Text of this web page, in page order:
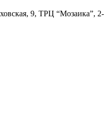
9, ТРЦ “Мозаика”,